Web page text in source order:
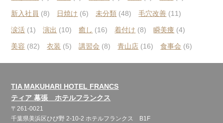
新入社員 (8) 日焼け (6) 未分類 (48) 毛穴改善 (11)
涙活 (1) 演出 (10) 癒し (16) 着付け (8) 瞬美痩 (4)
美容 (82) 衣装 (5) 講習会 (8) 青山店 (16) 食事会 (6)
TIA MAKUHARI HOTEL FRANCS
ティア 幕張 ホテルフランクス
〒261-0021
千葉県美浜区ひび野 2-10-2 ホテルフランクス B1F